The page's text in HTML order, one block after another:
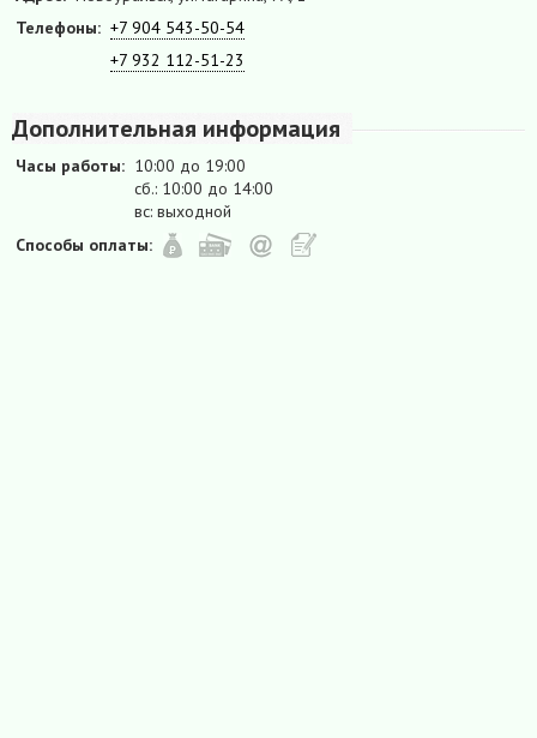
Телефоны: +7 904 543-50-54
+7 932 112-51-23
Дополнительная информация
Часы работы: 10:00 до 19:00
сб.: 10:00 до 14:00
вс: выходной
Способы оплаты: